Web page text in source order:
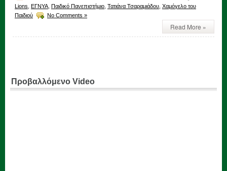
Lions ΕΓΝΥΑ Παιδικό Πανεπιστήμιο Τατιάνα Τσαραμιάδου Χαμόγελο του
Παιδιού
No Comments »
Read More »
Προβαλλόμενο Video